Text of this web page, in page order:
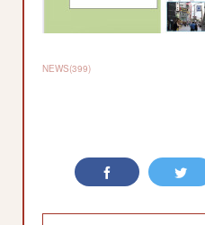
NEWS(399)